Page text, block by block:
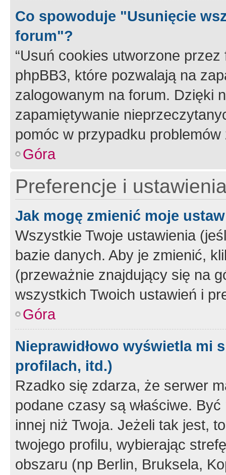
Co spowoduje "Usunięcie
forum"?
“Usuń cookies utworzone
phpBB3, które pozwalają na
zalogowanym na forum. Dzięki
zapamiętywanie
pomóc w przypadku
Góra
Preferencje i
Jak mogę zmienić moje
Wszystkie Twoje ustawienia
bazie danych. Aby je zmienić,
(przeważnie znajdujący się na
wszystkich Twoich ustawień i
Góra
Nieprawidłowo wyświetla mi
profilach, itd.)
Rzadko się zdarza, że serwer
podane czasy są właściwe.
innej niż Twoja. Jeżeli tak jest,
twojego profilu, wybierając
obszaru (np Berlin, Bruksela,